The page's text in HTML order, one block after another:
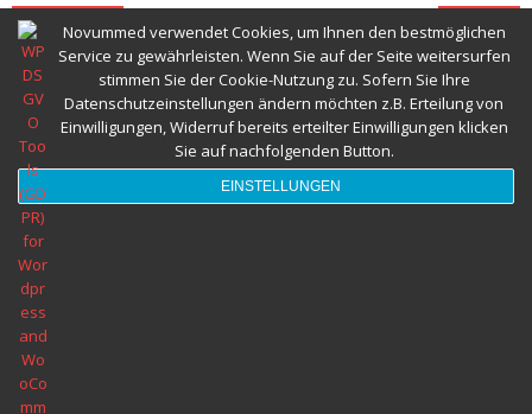
Previous Next
Präventive und ernährungstherapeutische Einzelberatung. Um
Anmeldung wird gebeten. Kurzfristige Termine möglich. Zum
Buchen von Terminen kontaktieren Sie Frau Dr. Marija Stojanovic
ERNÄHRUNGSBERATUNG WIEN 1220- DI Dr. Marija Stojanovic -
Meine Praxis für Ernährungsberatung befindet sich in Wien 1220,
Novummed verwendet Cookies, um Ihnen den bestmöglichen
Service zu gewährleisten. Wenn Sie auf der Seite weitersurfen
stimmen Sie der Cookie-Nutzung zu. Sofern Sie Ihre
Datenschutzeinstellungen ändern möchten z.B. Erteilung von
Einwilligungen, Widerruf bereits erteilter Einwilligungen klicken
Sie auf nachfolgenden Button.
EINSTELLUNGEN